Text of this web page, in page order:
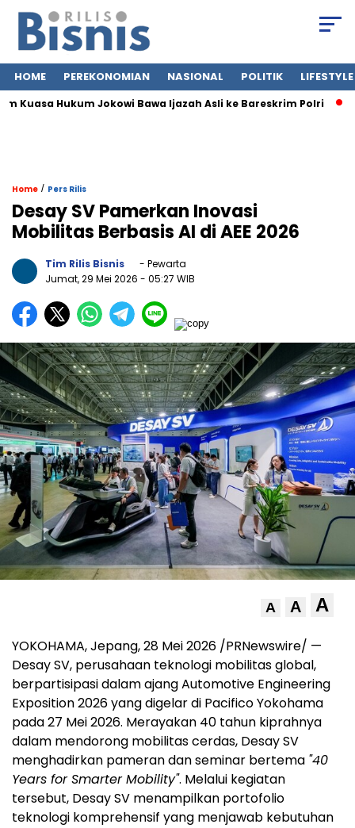
HOME PEREKONOMIAN NASIONAL POLITIK LIFESTYLE
Hukum Jokowi Bawa Ijazah Asli ke Bareskrim Polri Jasa
Home / Pers Rilis
Desay SV Pamerkan Inovasi
Mobilitas Berbasis AI di AEE 2026
Tim Rilis Bisnis
- Pewarta
Jumat, 29 Mei 2026 - 05:27 WIB
A A A
YOKOHAMA, Jepang, 28 Mei 2026 /PRNewswire/ —
Desay SV, perusahaan teknologi mobilitas global,
berpartisipasi dalam ajang Automotive Engineering
Exposition 2026 yang digelar di Pacifico Yokohama
pada 27 Mei 2026. Merayakan 40 tahun kiprahnya
dalam mendorong mobilitas cerdas, Desay SV
menghadirkan pameran dan seminar bertema "40
Years for Smarter Mobility". Melalui kegiatan
tersebut, Desay SV menampilkan portofolio
teknologi komprehensif yang menjawab kebutuhan